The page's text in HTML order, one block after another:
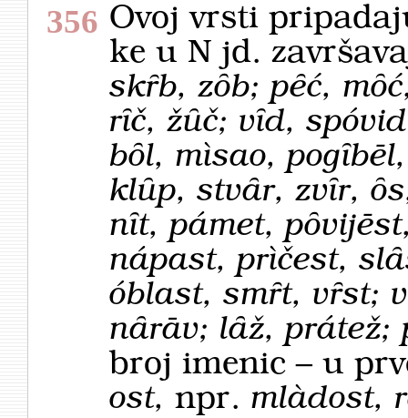
356 Ovoj vrsti
ke u N jd.
skȓb, zȏb; pȇć,
rȋč, žȗč; vȋd,
bȏl, mìsao,
klȗp, stvȃr, zvȋr,
nȋt, pámet,
nápast, prìčest,
óblast, smȓt, vȓst;
nȃrāv; lȃž,
broj imenic – u
ost, npr. mlàdost,